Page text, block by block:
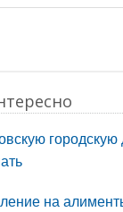
городскую
на